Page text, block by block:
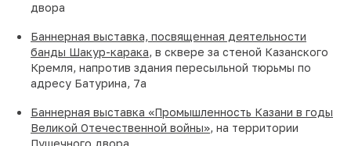
двора
Баннерная выставка, посвященная деятельности
банды Шакур-карака, в сквере за стеной Казанского
Кремля, напротив здания пересыльной тюрьмы по
адресу Батурина, 7а
Баннерная выставка «Промышленность Казани в годы
Великой Отечественной войны», на территории